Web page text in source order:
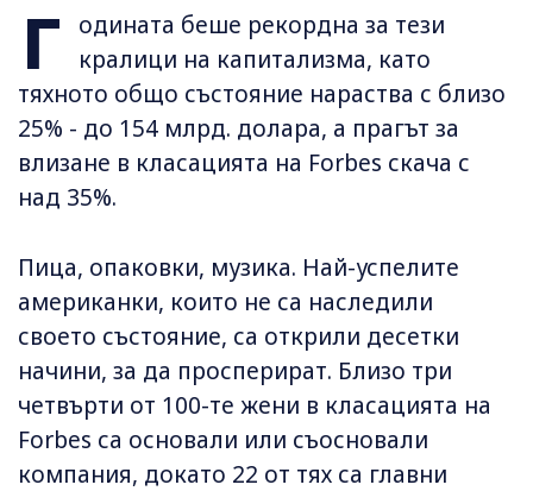
Г
одината беше рекордна за тези
кралици на капитализма, като
тяхното общо състояние нараства с близо
25% - до 154 млрд. долара, а прагът за
влизане в класацията на Forbes скача с
над 35%.
Пица, опаковки, музика. Най-успелите
американки, които не са наследили
своето състояние, са открили десетки
начини, за да просперират. Близо три
четвърти от 100-те жени в класацията на
Forbes са основали или съосновали
компания, докато 22 от тях са главни